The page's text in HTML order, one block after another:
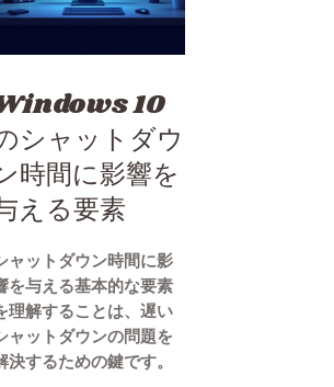
10
シャットダウ
時間に影響を
える要素
ャットダウン時間に影
を与える基本的な要素
理解することは、遅い
ャットダウンの問題を
決するための鍵です。